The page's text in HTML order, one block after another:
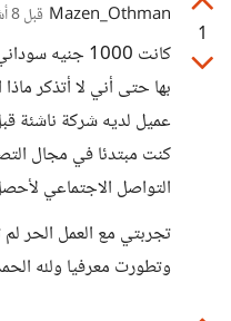
1
Mazen_Othman قبل 8 أشهر
كانت 1000
بها حتى أني لا أتذكر
عميل لديه شركة ناشئة
كنت مبتدئا في مجال
التواصل الاجتماعي
تجربتي مع العمل الحر
وتطورت معرفيا ولله